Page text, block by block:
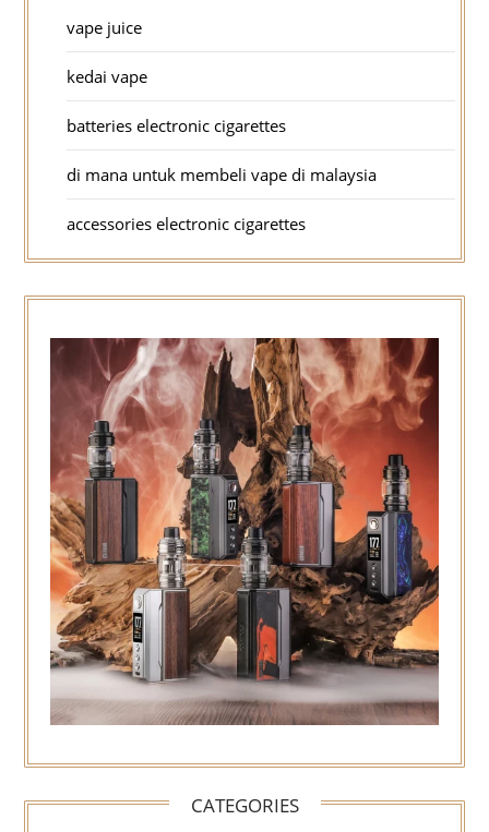
vape juice
kedai vape
batteries electronic cigarettes
di mana untuk membeli vape di malaysia
accessories electronic cigarettes
CATEGORIES